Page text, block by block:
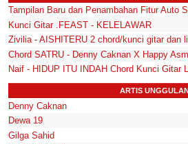
Tampilan Baru dan Penambahan Fitur Auto
Kunci Gitar .FEAST - KELELAWAR
Zivilia - AISHITERU 2 chord/kunci gitar dan
Chord SATRU - Denny Caknan X Happy
Naif - HIDUP ITU INDAH Chord Kunci Gitar
ARTIS UNGGULAN
Denny Caknan
Dewa 19
Gilga Sahid